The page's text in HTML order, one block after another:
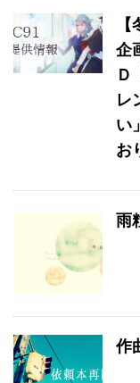
企
レ
い
お
雨
作